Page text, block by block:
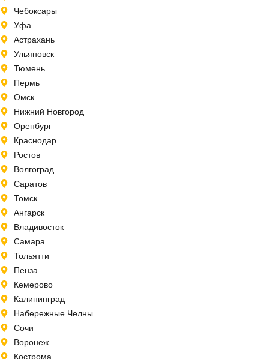
Чебоксары
Уфа
Астрахань
Ульяновск
Тюмень
Пермь
Омск
Нижний Новгород
Оренбург
Краснодар
Ростов
Волгоград
Саратов
Томск
Ангарск
Владивосток
Самара
Тольятти
Пенза
Кемерово
Калининград
Набережные Челны
Сочи
Воронеж
Кострома